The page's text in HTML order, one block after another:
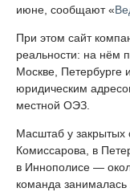
июне, сообщают «
При этом сайт
реальности: на нём
Москве, Петербурге
юридическим
местной ОЭЗ.
Масштаб у
Комиссарова, в
в Иннополисе —
команда